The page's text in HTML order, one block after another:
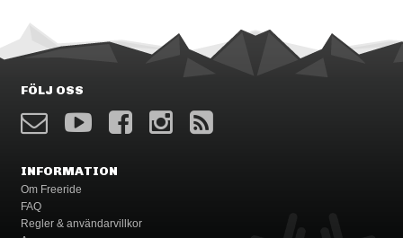
FÖLJ OSS
INFORMATION
Om Freeride
FAQ
Regler & användarvillkor